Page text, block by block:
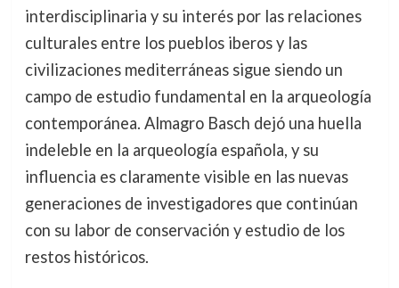
interdisciplinaria y su interés por las relaciones
culturales entre los pueblos iberos y las
civilizaciones mediterráneas sigue siendo un
campo de estudio fundamental en la arqueología
contemporánea. Almagro Basch dejó una huella
indeleble en la arqueología española, y su
influencia es claramente visible en las nuevas
generaciones de investigadores que continúan
con su labor de conservación y estudio de los
restos históricos.